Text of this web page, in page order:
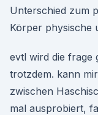
Unterschied zum
Körper physische
evtl wird die frage
trotzdem. kann
zwischen
mal ausprobiert,